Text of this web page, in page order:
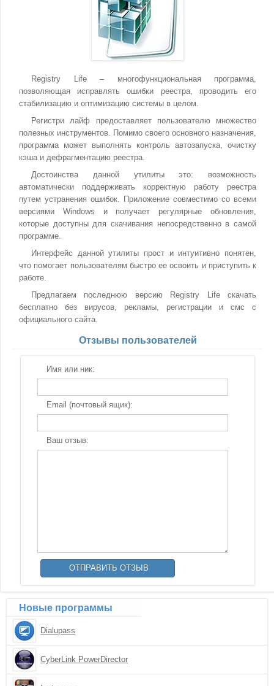
Registry Life – многофункциональная программа,
позволяющая исправлять ошибки реестра, проводить его
стабилизацию и оптимизацию системы в целом.
Регистри лайф предоставляет пользователю множество
полезных инструментов. Помимо своего основного назначения,
программа может выполнять контроль автозапуска, очистку
кэша и дефрагментацию реестра.
Достоинства данной утилиты это: возможность
автоматически поддерживать корректную работу реестра
путем устранения ошибок. Приложение совместимо со всеми
версиями Windows и получает регулярные обновления,
которые доступны для скачивания непосредственно в самой
программе.
Интерфейс данной утилиты прост и интуитивно понятен,
что помогает пользователям быстро ее освоить и приступить к
работе.
Предлагаем последнюю версию Registry Life скачать
бесплатно без вирусов, рекламы, регистрации и смс с
официального сайта.
Отзывы пользователей
Имя или ник:
Email (почтовый ящик):
Ваш отзыв:
Новые программы
Dialupass
CyberLink PowerDirector